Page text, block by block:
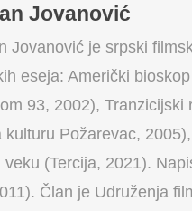
Jovanović
Jovanović je srpski
eseja: Američki
93, 2002),
Požarevac,
(Tercija, 2021).
Član je Udruženja